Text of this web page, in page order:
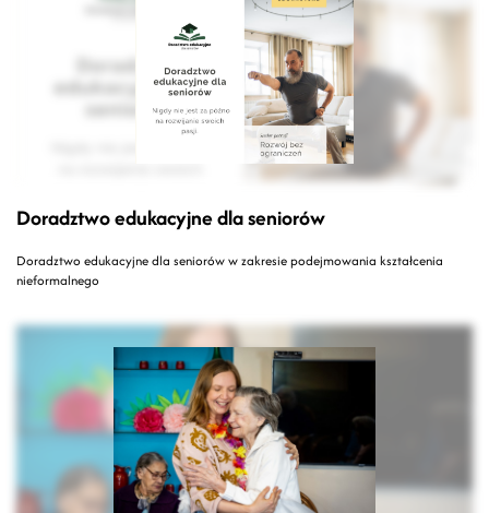
Doradztwo edukacyjne dla seniorów
Doradztwo edukacyjne dla seniorów w zakresie podejmowania kształcenia
nieformalnego